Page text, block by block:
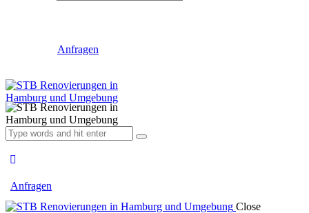
Anfragen
Anfragen
Close